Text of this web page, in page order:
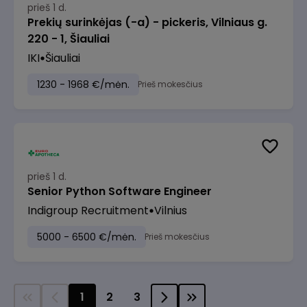
prieš 1 d.
Prekių surinkėjas (-a) - pickeris, Vilniaus g.
220 - 1, Šiauliai
IKI Šiauliai
1230 - 1968 €/mėn. Prieš mokesčius
prieš 1 d.
Senior Python Software Engineer
Indigroup Recruitment Vilnius
5000 - 6500 €/mėn. Prieš mokesčius
1 2 3